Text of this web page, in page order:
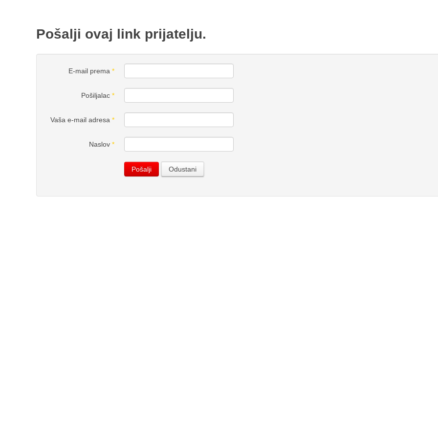
Pošalji ovaj link prijatelju.
E-mail prema *
Pošiljalac *
Vaša e-mail adresa *
Naslov *
Pošalji Odustani